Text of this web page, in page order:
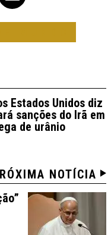
Estados Unidos diz
sanções do Irã em
de urânio
NOTÍCIA